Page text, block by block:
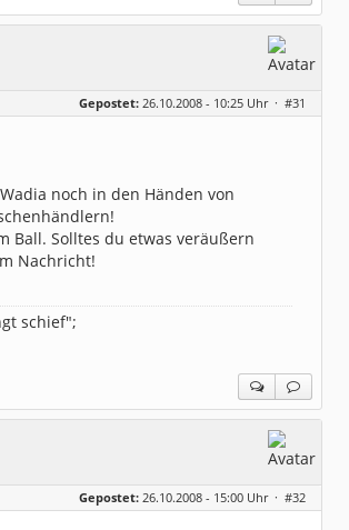
Gepostet: 26.10.2008 - 10:25 Uhr · #31
noch in den Händen von
Ball. Solltes du etwas veräußern
Nachricht!
schief";
Gepostet: 26.10.2008 - 15:00 Uhr · #32